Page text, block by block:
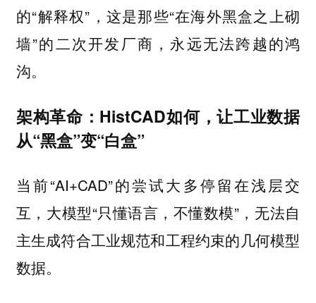
的“解释权”，这是那些“在海外黑盒之上砌
墙”的二次开发厂商，永远无法跨越的鸿
沟。
架构革命：HistCAD如何，让工业数据
从“黑盒”变“白盒”
当前“AI+CAD”的尝试大多停留在浅层交
互，大模型“只懂语言，不懂数模”，无法自
主生成符合工业规范和工程约束的几何模型
数据。